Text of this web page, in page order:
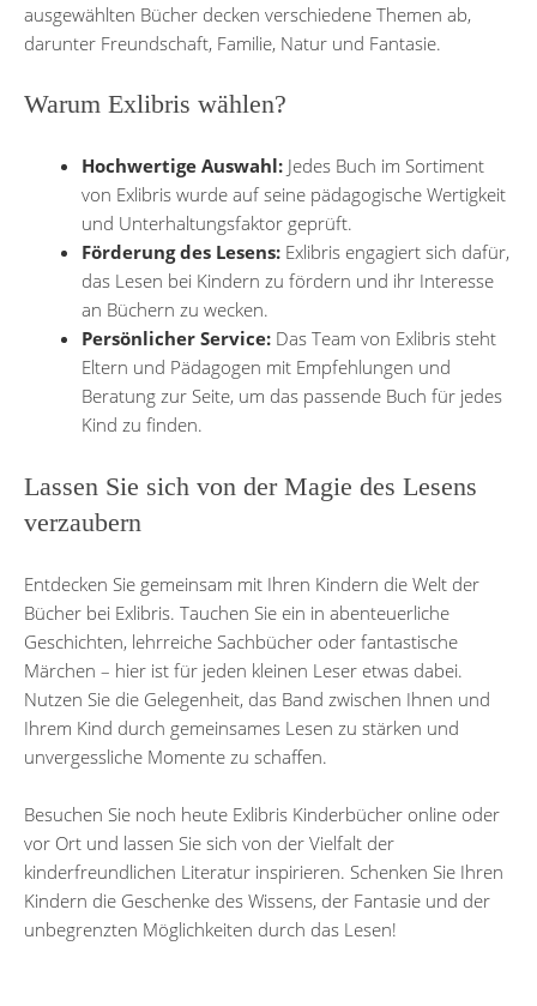
ausgewählten Bücher decken verschiedene Themen ab,
darunter Freundschaft, Familie, Natur und Fantasie.
Warum Exlibris wählen?
Hochwertige Auswahl: Jedes Buch im Sortiment
von Exlibris wurde auf seine pädagogische Wertigkeit
und Unterhaltungsfaktor geprüft.
Förderung des Lesens: Exlibris engagiert sich dafür,
das Lesen bei Kindern zu fördern und ihr Interesse
an Büchern zu wecken.
Persönlicher Service: Das Team von Exlibris steht
Eltern und Pädagogen mit Empfehlungen und
Beratung zur Seite, um das passende Buch für jedes
Kind zu finden.
Lassen Sie sich von der Magie des Lesens
verzaubern
Entdecken Sie gemeinsam mit Ihren Kindern die Welt der
Bücher bei Exlibris. Tauchen Sie ein in abenteuerliche
Geschichten, lehrreiche Sachbücher oder fantastische
Märchen – hier ist für jeden kleinen Leser etwas dabei.
Nutzen Sie die Gelegenheit, das Band zwischen Ihnen und
Ihrem Kind durch gemeinsames Lesen zu stärken und
unvergessliche Momente zu schaffen.
Besuchen Sie noch heute Exlibris Kinderbücher online oder
vor Ort und lassen Sie sich von der Vielfalt der
kinderfreundlichen Literatur inspirieren. Schenken Sie Ihren
Kindern die Geschenke des Wissens, der Fantasie und der
unbegrenzten Möglichkeiten durch das Lesen!